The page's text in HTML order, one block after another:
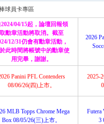
球員卡專區
2024/04/15起，論壇回報領
取勳章活動將取消。截至
12/31仍會有勳章活動，
此時間將帳號中的勳章使
用完畢，謝謝。
2026
Panini PFL Contenders
08/06/26(四)上市。
2025-
MLB Topps Chrome Mega
Box 08/05/26(三)上市。
Futera
3